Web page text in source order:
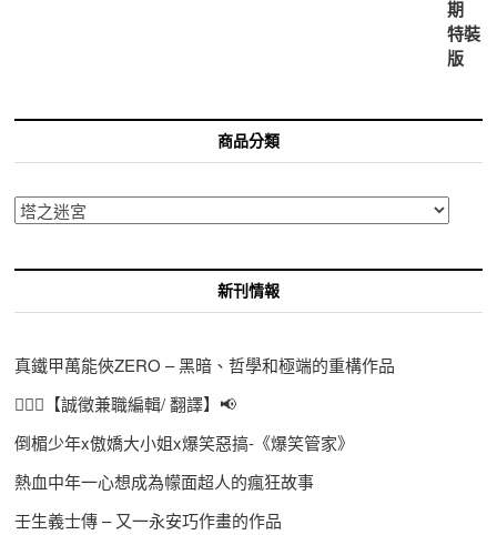
商品分類
新刊情報
真鐵甲萬能俠ZERO – 黑暗、哲學和極端的重構作品
🙋🏻‍♀️【誠徵兼職編輯/ 翻譯】📢
倒楣少年x傲嬌大小姐x爆笑惡搞-《爆笑管家》
熱血中年一心想成為幪面超人的瘋狂故事
壬生義士傳 – 又一永安巧作畫的作品